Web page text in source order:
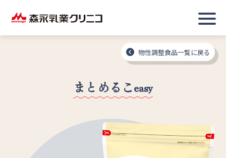
物性調整食品一覧に戻る
まとめるこeasy